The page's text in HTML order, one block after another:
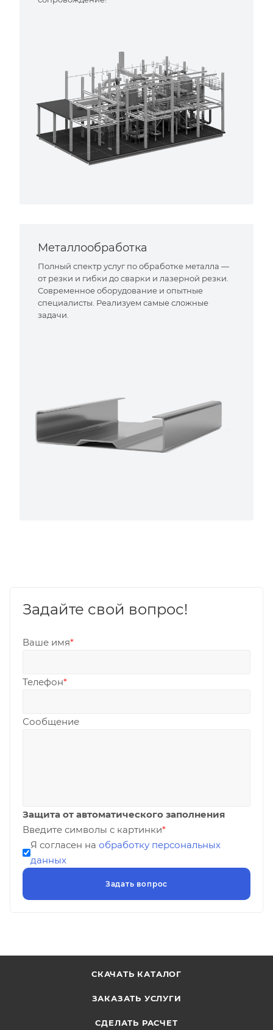
Металлообработка
Полный спектр услуг по обработке металла —
от резки и гибки до сварки и лазерной резки.
Современное оборудование и опытные
специалисты. Реализуем самые сложные
задачи.
Задайте свой вопрос!
Ваше имя*
Телефон*
Сообщение
Защита от автоматического заполнения
Введите символы с картинки*
Я согласен на обработку персональных
данных
СКАЧАТЬ КАТАЛОГ
ЗАКАЗАТЬ УСЛУГИ
СДЕЛАТЬ РАСЧЕТ